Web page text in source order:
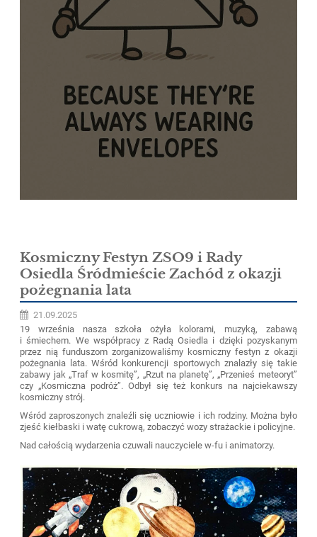
Kosmiczny Festyn ZSO9 i Rady
Osiedla Śródmieście Zachód z okazji
pożegnania lata
21.09.2025
19 września nasza szkoła ożyła kolorami, muzyką, zabawą
i śmiechem. We współpracy z Radą Osiedla i dzięki pozyskanym
przez nią funduszom zorganizowaliśmy kosmiczny festyn z okazji
pożegnania lata. Wśród konkurencji sportowych znalazły się takie
zabawy jak „Traf w kosmitę”, „Rzut na planetę”, „Przenieś meteoryt”
czy „Kosmiczna podróż”. Odbył się też konkurs na najciekawszy
kosmiczny strój.
Wśród zaproszonych znaleźli się uczniowie i ich rodziny. Można było
zjeść kiełbaski i watę cukrową, zobaczyć wozy strażackie i policyjne.
Nad całością wydarzenia czuwali nauczyciele w-fu i animatorzy.